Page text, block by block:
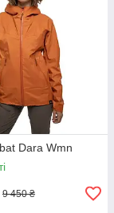
Dara Wmn
9 450 ₴